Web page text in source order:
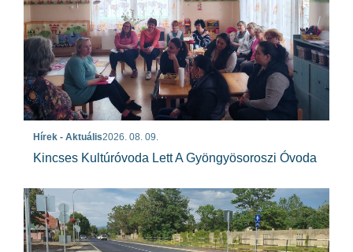
Hírek - Aktuális2026. 08. 09.
Kincses Kultúróvoda Lett A Gyöngyösoroszi Óvoda